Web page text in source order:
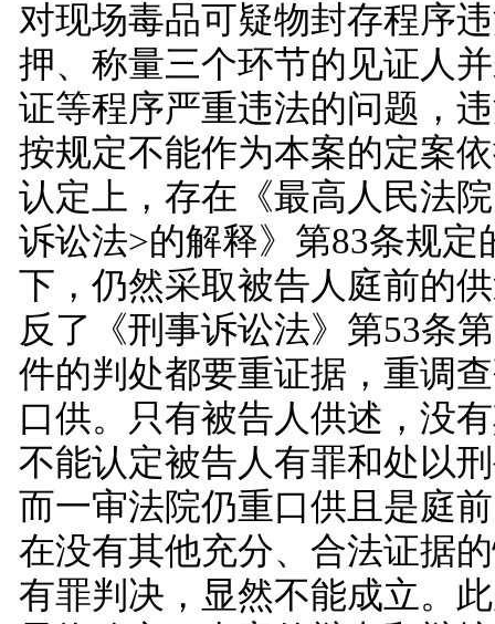
对现场毒品可疑物封存程序
押、称量三个环节的见证人
证等程序严重违法的问题，
按规定不能作为本案的定案
认定上，存在《最高人民法
诉讼法>的解释》第83条规定
下，仍然采取被告人庭前的
反了《刑事诉讼法》第53条
件的判处都要重证据，重调
口供。只有被告人供述，没
不能认定被告人有罪和处以
而一审法院仍重口供且是庭
在没有其他充分、合法证据
有罪判决，显然不能成立。